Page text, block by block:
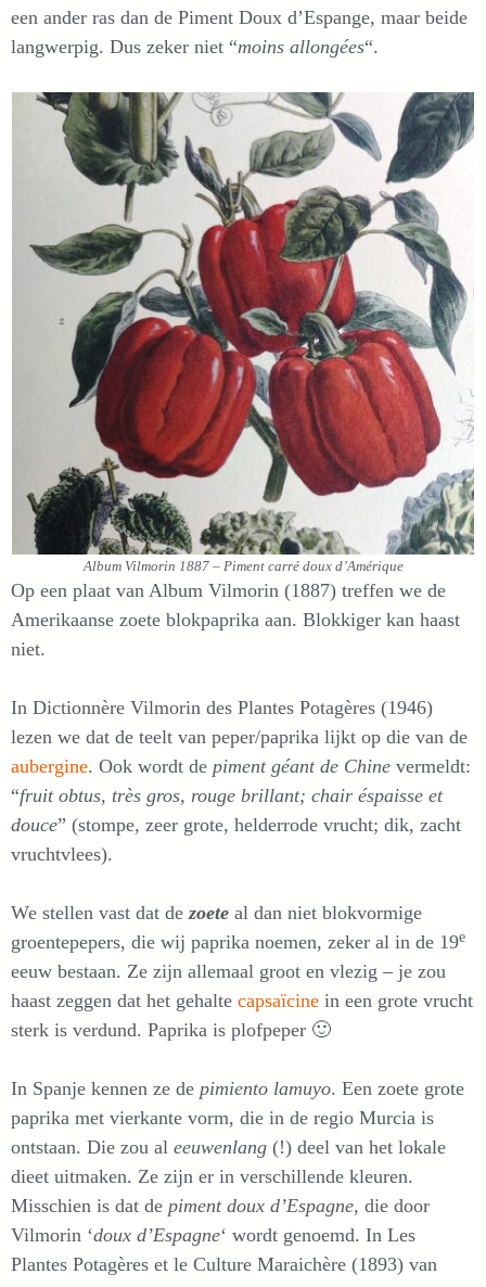
een ander ras dan de Piment Doux d’Espange, maar beide
langwerpig. Dus zeker niet “moins allongées“.
Album Vilmorin 1887 – Piment carré doux d’Amérique
Op een plaat van Album Vilmorin (1887) treffen we de
Amerikaanse zoete blokpaprika aan. Blokkiger kan haast
niet.
In Dictionnère Vilmorin des Plantes Potagères (1946)
lezen we dat de teelt van peper/paprika lijkt op die van de
aubergine. Ook wordt de piment géant de Chine vermeldt:
“fruit obtus, très gros, rouge brillant; chair éspaisse et
douce” (stompe, zeer grote, helderrode vrucht; dik, zacht
vruchtvlees).
We stellen vast dat dezoete al dan niet blokvormige
groentepepers, die wij paprika noemen, zeker al in de 19e
eeuw bestaan. Ze zijn allemaal groot en vlezig – je zou
haast zeggen dat het gehalte capsaïcine in een grote vrucht
sterk is verdund. Paprika is plofpeper 🙂
In Spanje kennen ze de pimiento lamuyo. Een zoete grote
paprika met vierkante vorm, die in de regio Murcia is
ontstaan. Die zou al eeuwenlang (!) deel van het lokale
dieet uitmaken. Ze zijn er in verschillende kleuren.
Misschien is dat de piment doux d’Espagne, die door
Vilmorin ‘doux d’Espagne‘ wordt genoemd. In Les
Plantes Potagères et le Culture Maraichère (1893) van